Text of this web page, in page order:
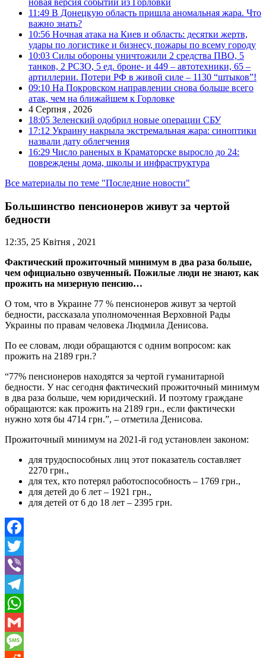
11:49 В Донецкую область пришла аномальная жара. Что
важно знать?
10:56 Ночная атака на Киев и область: десятки жертв,
удары по логистике и бизнесу, пожары по всему городу
10:03 Силы обороны уничтожили 2 средства ПВО, 5
танков, 2 РСЗО, 5 ед. броне- и 449 – автотехники, 65 –
артиллерии. Потери РФ в живой силе – 1130 “штыков”!
09:10 На Покровском направлении снова больше всего
атак, чем на ближайшем к Горловке
4 Серпня , 2026
18:05 Зеленский одобрил новые операции СБУ
17:12 Украину накрыла экстремальная жара: синоптики
назвали дату облегчения
16:29 Число раненых в Краматорске выросло до 24:
повреждены дома, школы и инфраструктура
Все материалы по теме "Последние новости"
Большинство пенсионеров живут за чертой
бедности
12:35, 25 Квітня , 2021
Фактический прожиточный минимум в два раза больше,
чем официально озвученный. Пожилые люди не знают, как
прожить на мизерную пенсию…
О том, что в Украине 77 % пенсионеров живут за чертой
бедности, рассказала уполномоченная Верховной Рады
Украины по правам человека Людмила Денисова.
По ее словам, люди обращаются с одним вопросом: как
прожить на 2189 грн.?
“77% пенсионеров находятся за чертой гуманитарной
бедности. У нас сегодня фактический прожиточный минимум
в два раза больше, чем юридический. И поэтому граждане
обращаются: как прожить на 2189 грн., если фактически
нужно хотя бы 4714 грн.”, – отметила Денисова.
Прожиточный минимум на 2021-й год установлен законом:
для трудоспособных лиц этот показатель составляет
2270 грн.,
для тех, кто потерял работоспособность – 1769 грн.,
для детей до 6 лет – 1921 грн.,
для детей от 6 до 18 лет – 2395 грн.
Facebook
Twitter
Viber
Telegram
WhatsApp
Gmail